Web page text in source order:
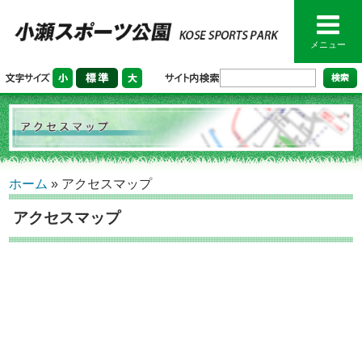
メニュー
ホーム » アクセスマップ
アクセスマップ